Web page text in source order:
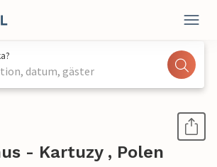
datum, gäster
- Kartuzy , Polen